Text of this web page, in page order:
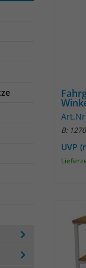
B:
UVP